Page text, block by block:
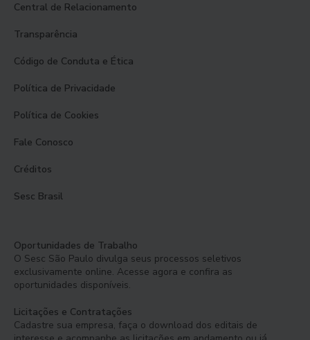
Central de Relacionamento
Transparência
Código de Conduta e Ética
Política de Privacidade
Política de Cookies
Fale Conosco
Créditos
Sesc Brasil
Oportunidades de Trabalho
O Sesc São Paulo divulga seus processos seletivos
exclusivamente online. Acesse agora e confira as
oportunidades disponíveis.
Licitações e Contratações
Cadastre sua empresa, faça o download dos editais de